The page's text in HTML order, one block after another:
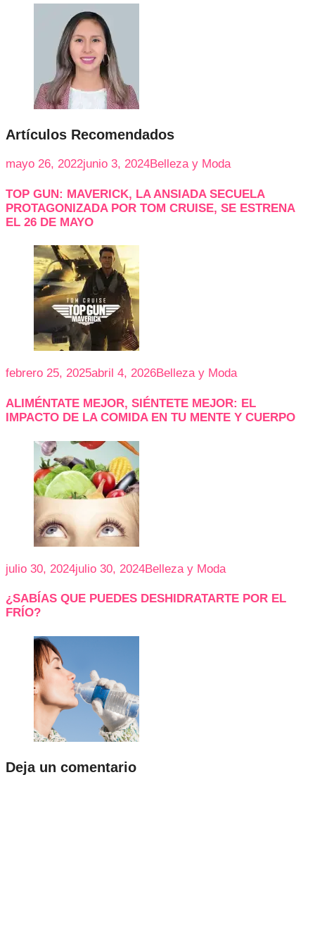
Artículos Recomendados
mayo 26, 2022junio 3, 2024Belleza y Moda
TOP GUN: MAVERICK, LA ANSIADA SECUELA
PROTAGONIZADA POR TOM CRUISE, SE ESTRENA
EL 26 DE MAYO
febrero 25, 2025abril 4, 2026Belleza y Moda
ALIMÉNTATE MEJOR, SIÉNTETE MEJOR: EL
IMPACTO DE LA COMIDA EN TU MENTE Y CUERPO
julio 30, 2024julio 30, 2024Belleza y Moda
¿SABÍAS QUE PUEDES DESHIDRATARTE POR EL
FRÍO?
Deja un comentario